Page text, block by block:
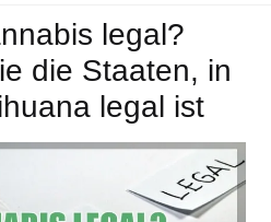
legal?
die Staaten, in
legal ist